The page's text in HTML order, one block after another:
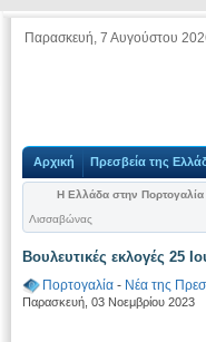
Παρασκευή, 7 Αυγούστου
Αρχική Πρεσβεία της
Η Ελλάδα στην Πορτογαλία
Λισσαβώνας
Βουλευτικές εκλογές 25
Πορτογαλία - Νέα της
Παρασκευή, 03 Νοεμβρίου 2023